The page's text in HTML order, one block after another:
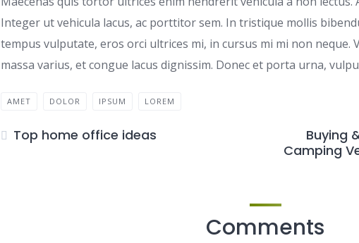
Integer ut vehicula lacus, ac porttitor sem. In tristique mollis
tempus vulputate, eros orci ultrices mi, in cursus mi mi non neque.
massa varius, et congue lacus dignissim. Donec et porta urna,
AMET DOLOR IPSUM LOREM
Top home office ideas
Buying
Camping
Comments